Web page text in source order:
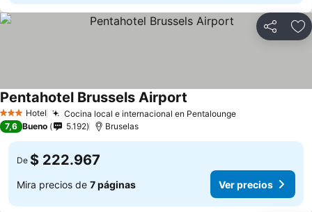
Compartir
3 Estrellas
Hotel Cocina local e internacional en Pentalounge
Pentahotel Brussels Airport
7,6 Bueno 5.192 Bruselas
De $ 222.967
Mira precios de 7 páginas Ver precios